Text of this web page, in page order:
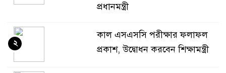
প্রধানমন্ত্রী
কাল এসএসসি পরীক্ষার ফলাফল
প্রকাশ, উদ্বোধন করবেন শিক্ষামন্ত্রী
২